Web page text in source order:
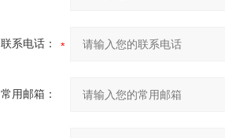
联系电话：
常用邮箱：